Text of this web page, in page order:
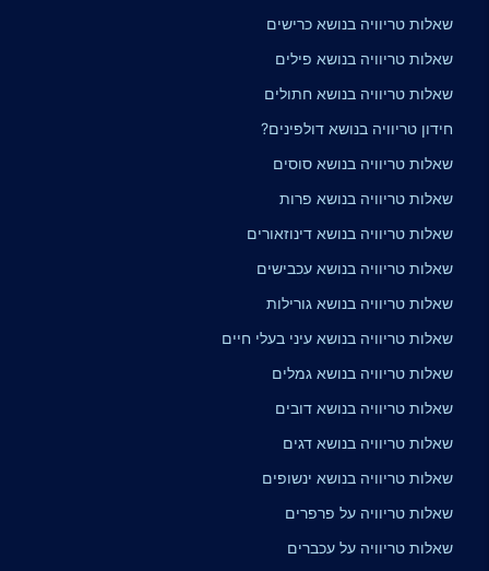
שאלות טריוויה בנושא כרישים
שאלות טריוויה בנושא פילים
שאלות טריוויה בנושא חתולים
חידון טריוויה בנושא דולפינים?
שאלות טריוויה בנושא סוסים
שאלות טריוויה בנושא פרות
שאלות טריוויה בנושא דינוזאורים
שאלות טריוויה בנושא עכבישים
שאלות טריוויה בנושא גורילות
שאלות טריוויה בנושא עיני בעלי חיים
שאלות טריוויה בנושא גמלים
שאלות טריוויה בנושא דובים
שאלות טריוויה בנושא דגים
שאלות טריוויה בנושא ינשופים
שאלות טריוויה על פרפרים
שאלות טריוויה על עכברים